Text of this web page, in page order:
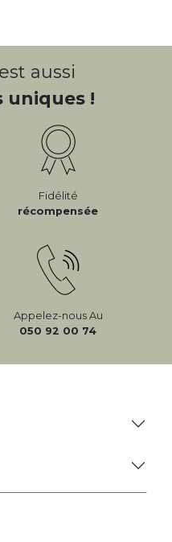
aussi
uniques !
Fidélité
récompensée
Appelez-nous Au
050 92 00 74